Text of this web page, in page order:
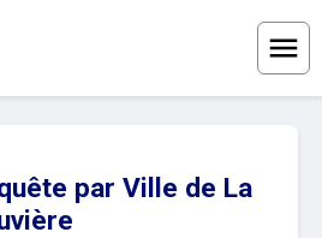
par Ville de La